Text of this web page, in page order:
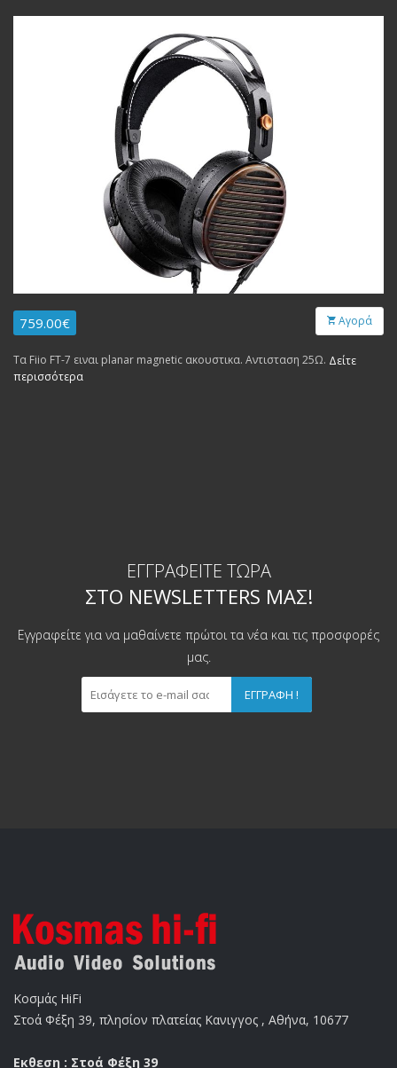
759.00€ Αγορά
Τα Fiio FT-7 ειναι planar magnetic ακουστικα. Αντισταση 25Ω. Δείτε
περισσότερα
ΕΓΓΡΑΦΕΊΤΕ ΤΏΡΑ
ΣΤΟ NEWSLETTERS ΜΑΣ!
Εγγραφείτε για να μαθαίνετε πρώτοι τα νέα και τις προσφορές
μας.
ΕΓΓΡΑΦΉ !
Κοσμάς HiFi
Στοά Φέξη 39, πλησίον πλατείας Κανιγγος , Αθήνα, 10677
Εκθεση : Στοά Φέξη 39